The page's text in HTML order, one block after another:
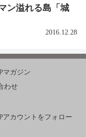
ン溢れる島「城
2016.12.28
マガジン
わせ
アカウントをフォロー